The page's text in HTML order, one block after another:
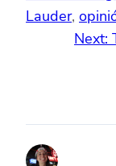
Lauder,
Next: